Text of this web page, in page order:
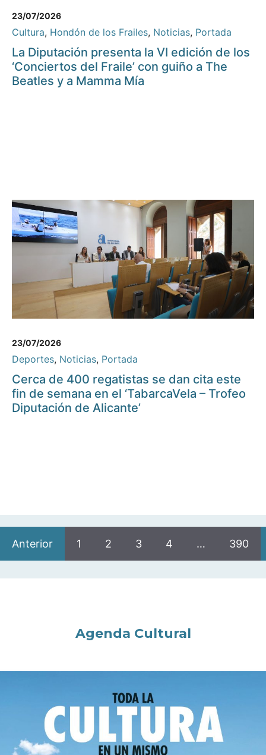
23/07/2026
Cultura, Hondón de los Frailes, Noticias, Portada
La Diputación presenta la VI edición de los
‘Conciertos del Fraile’ con guiño a The
Beatles y a Mamma Mía
23/07/2026
Deportes, Noticias, Portada
Cerca de 400 regatistas se dan cita este
fin de semana en el ‘TabarcaVela – Trofeo
Diputación de Alicante’
Anterior 1 2 3 4 … 390
Agenda Cultural